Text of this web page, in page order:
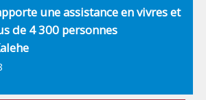
une assistance en vivres et
de 4 300 personnes